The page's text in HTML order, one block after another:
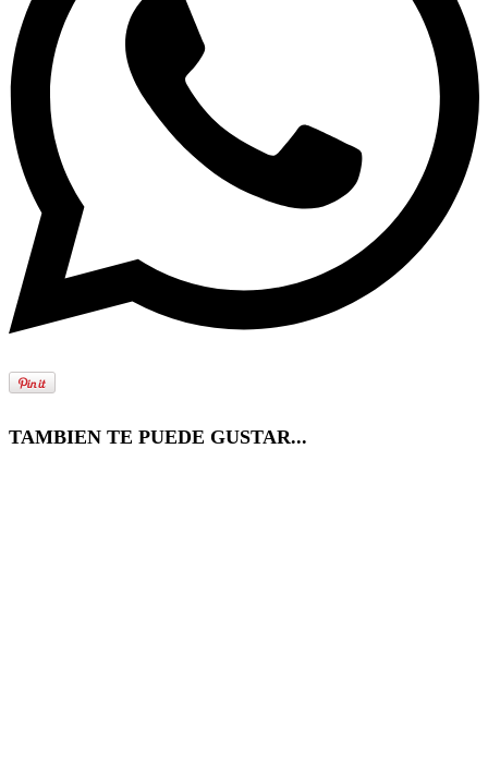
TAMBIEN TE PUEDE GUSTAR...